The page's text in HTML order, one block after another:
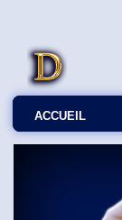
ACCUEIL